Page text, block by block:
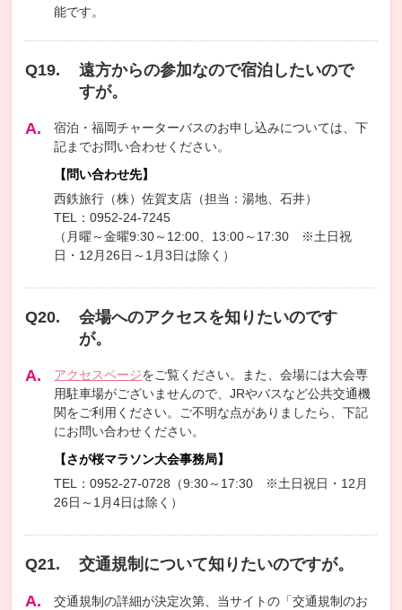
能です。
遠方からの参加なので宿泊したいので
すが。
宿泊・福岡チャーターバスのお申し込みについては、下
記までお問い合わせください。
【問い合わせ先】
西鉄旅行（株）佐賀支店（担当：湯地、石井）
TEL：0952-24-7245
（月曜～金曜9:30～12:00、13:00～17:30 ※土日祝
日・12月26日～1月3日は除く）
会場へのアクセスを知りたいのです
が。
アクセスページをご覧ください。また、会場には大会専
用駐車場がございませんので、JRやバスなど公共交通機
関をご利用ください。ご不明な点がありましたら、下記
にお問い合わせください。
【さが桜マラソン大会事務局】
TEL：0952-27-0728（9:30～17:30 ※土日祝日・12月
26日～1月4日は除く）
交通規制について知りたいのですが。
交通規制の詳細が決定次第、当サイトの「交通規制のお